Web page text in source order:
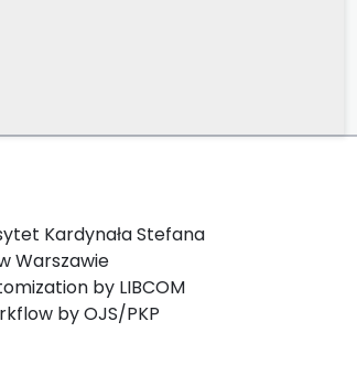
Kardynała Stefana
Warszawie
by LIBCOM
by OJS/PKP